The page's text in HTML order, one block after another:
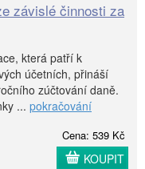
závislé činnosti za
která patří k
účetních, přináší
zúčtování daně.
... pokračování
Cena: 539 Kč
KOUPIT